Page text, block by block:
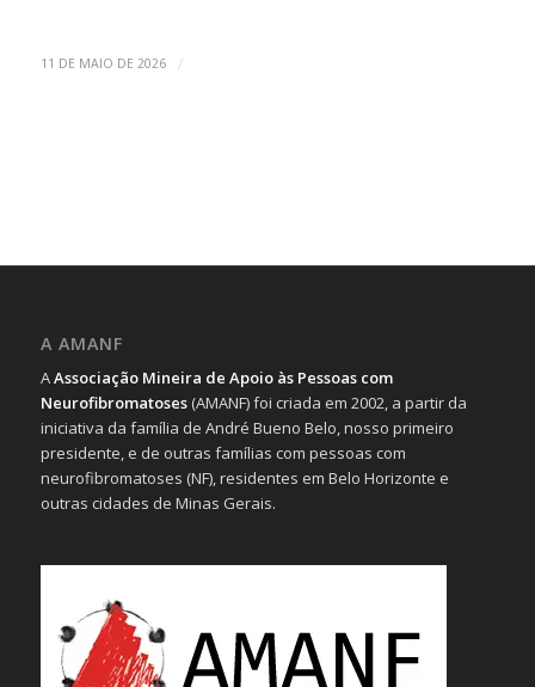
11 DE MAIO DE 2026 /
A AMANF
AAssociação Mineira de Apoio às Pessoas com
Neurofibromatoses(AMANF) foi criada em 2002, a partir da
iniciativa da família de André Bueno Belo, nosso primeiro
presidente, e de outras famílias com pessoas com
neurofibromatoses (NF), residentes em Belo Horizonte e
outras cidades de Minas Gerais.